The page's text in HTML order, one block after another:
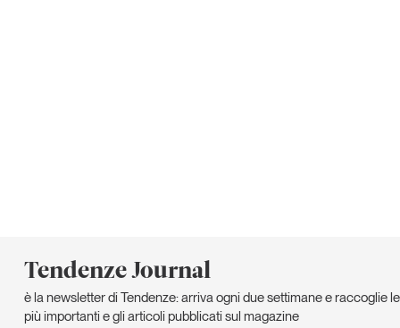
Tendenze Journal
è la newsletter di Tendenze: arriva ogni due settimane e raccoglie
più importanti e gli articoli pubblicati sul magazine